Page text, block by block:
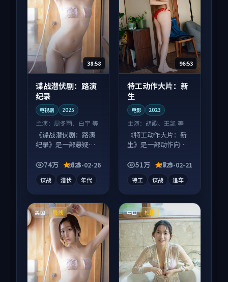
38:58
谍战潜伏剧：路演
纪录
电视剧 2025
主演： 周冬雨、白宇 等
《谍战潜伏剧：路演
纪录》是一部悬疑向
屏端观看，细节更丰
74万 8.8
2025-02-26
谍战 潜伏 年代
96:53
特工动作大片：新
生
电影 2023
主演： 胡歌、王凯 等
《特工动作大片：新
生》是一部动作向电
层推进，尾声常有情
51万 7.9
2025-02-21
特工 谍战 追车
美国 院线 中国 杜比